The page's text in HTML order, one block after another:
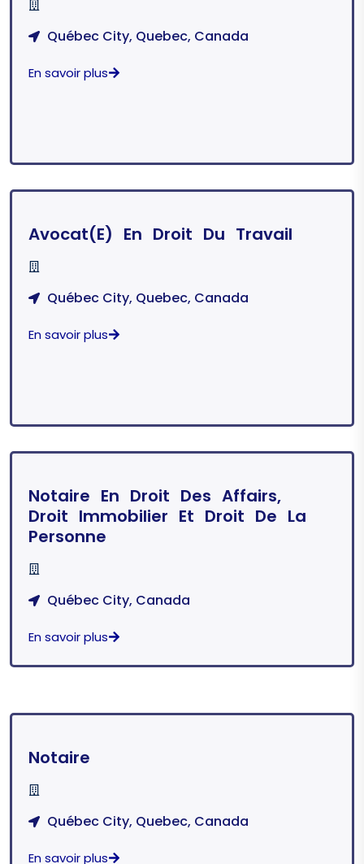
Québec City, Quebec, Canada
En savoir plus
Avocat(e) En Droit Du Travail
Québec City, Quebec, Canada
En savoir plus
Notaire En Droit Des Affairs,
Droit Immobilier Et Droit De La
Personne
Québec City, Canada
En savoir plus
Notaire
Québec City, Quebec, Canada
En savoir plus